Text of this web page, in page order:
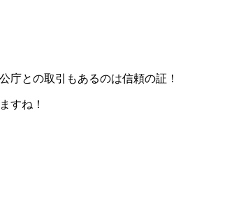
庁との取引もあるのは信頼の証！
すね！